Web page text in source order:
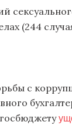
(244
с